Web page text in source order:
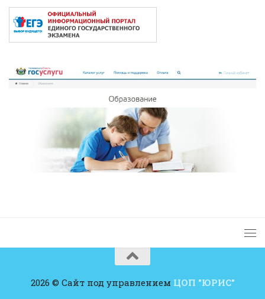
2026 © Сайт под управлением ЦОП "ЮРИС"